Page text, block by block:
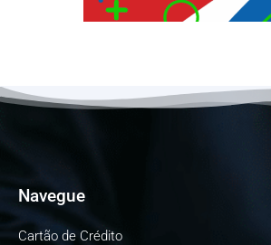
Navegue
Cartão de Crédito